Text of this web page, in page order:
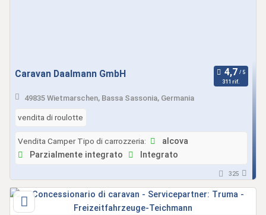
Caravan Daalmann GmbH
311 rif.
49835 Wietmarschen, Bassa Sassonia, Germania
vendita di roulotte
Vendita Camper Tipo di carrozzeria:
alcova
Parzialmente integrato
Integrato
325